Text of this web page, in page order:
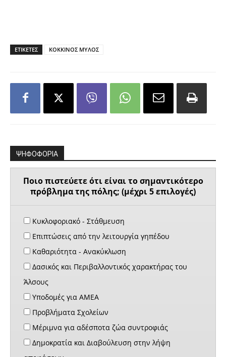
ΕΤΙΚΕΤΕΣ ΚΟΚΚΙΝΟΣ ΜΥΛΟΣ
ΨΗΦΟΦΟΡΙΑ
Ποιο πιστεύετε ότι είναι το σημαντικότερο
πρόβλημα της πόλης; (μέχρι 5 επιλογές)
Κυκλοφοριακό - Στάθμευση
Επιπτώσεις από την λειτουργία γηπέδου
Καθαριότητα - Ανακύκλωση
Δασικός και Περιβαλλοντικός χαρακτήρας του
Άλσους
Υποδομές για ΑΜΕΑ
Προβλήματα Σχολείων
Μέριμνα για αδέσποτα ζώα συντροφιάς
Δημοκρατία και Διαβούλευση στην λήψη